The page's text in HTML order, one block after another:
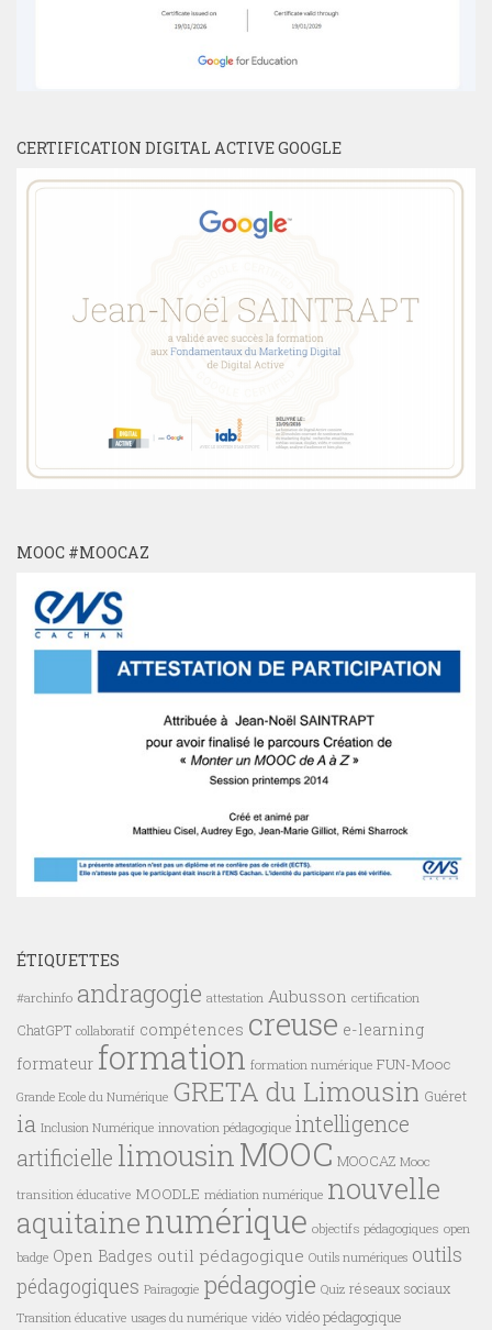
CERTIFICATION DIGITAL ACTIVE GOOGLE
MOOC #MOOCAZ
ÉTIQUETTES
#archinfo andragogie attestation Aubusson certification
ChatGPT collaboratif compétences creuse e-learning
formateur formation formation numérique FUN-Mooc
Grande Ecole du Numérique GRETA du Limousin Guéret
ia Inclusion Numérique innovation pédagogique intelligence
artificielle limousin MOOC MOOCAZ Mooc
transition éducative MOODLE médiation numérique nouvelle
aquitainenumérique objectifs pédagogiques open
badge Open Badges outil pédagogique Outils numériques outils
pédagogiques Pairagogie pédagogie Quiz réseaux sociaux
Transition éducative usages du numérique vidéo vidéo pédagogique